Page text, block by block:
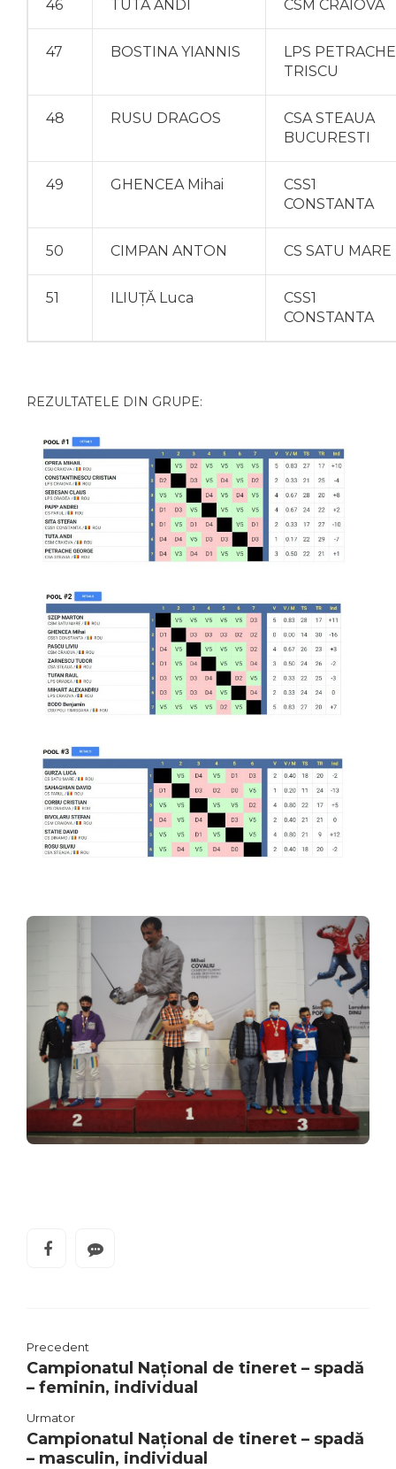
46 TUTA ANDI CSM CRAIOVA
47 BOSTINA YIANNIS
LPS PETRACHE
TRISCU
48 RUSU DRAGOS
CSA STEAUA
BUCURESTI
49 GHENCEA Mihai
CSS1
CONSTANTA
50 CIMPAN ANTON CS SATU MARE
51 ILIUŢĂ Luca
CSS1
CONSTANTA
REZULTATELE DIN GRUPE:
Precedent
Campionatul Național de tineret – spadă
– feminin, individual
Urmator
Campionatul Național de tineret – spadă
– masculin, individual